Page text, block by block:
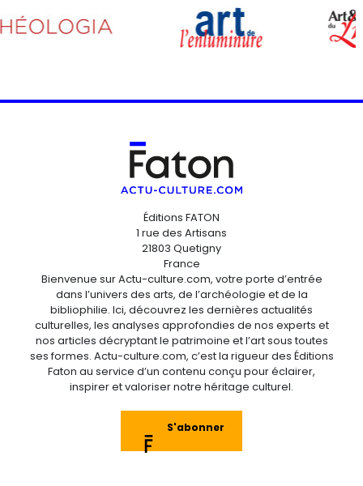
Éditions FATON
1 rue des Artisans
21803 Quetigny
France
Bienvenue sur Actu-culture.com, votre porte d’entrée
dans l’univers des arts, de l’archéologie et de la
bibliophilie. Ici, découvrez les dernières actualités
culturelles, les analyses approfondies de nos experts et
nos articles décryptant le patrimoine et l’art sous toutes
ses formes. Actu-culture.com, c’est la rigueur des Éditions
Faton au service d’un contenu conçu pour éclairer,
inspirer et valoriser notre héritage culturel.
S'abonner